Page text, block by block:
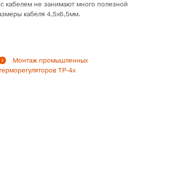
кабелем не занимают много полезной
кабеля 4,5х6,5мм.
Монтаж промышленных
ТР-4х